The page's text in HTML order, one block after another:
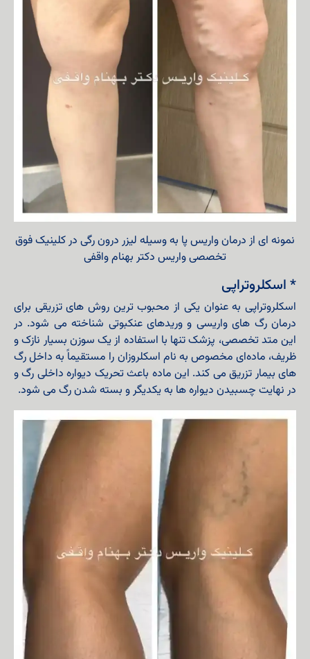
نمونه ای از درمان واریس پا به وسیله لیزر درون رگی در کلینیک فوق
تخصصی واریس دکتر بهنام واقفی
* اسکلروتراپی
اسکلروتراپی به عنوان یکی از محبوب‌ ترین روش‌ های تزریقی برای
درمان رگ‌ های واریسی و وریدهای عنکبوتی شناخته می‌ شود. در
این متد تخصصی، پزشک تنها با استفاده از یک سوزن بسیار نازک و
ظریف، ماده‌ای مخصوص به نام اسکلروزان را مستقیماً به داخل رگ‌
های بیمار تزریق می‌ کند. این ماده باعث تحریک دیواره داخلی رگ و
در نهایت چسبیدن دیواره‌ ها به یکدیگر و بسته شدن رگ می‌ شود.